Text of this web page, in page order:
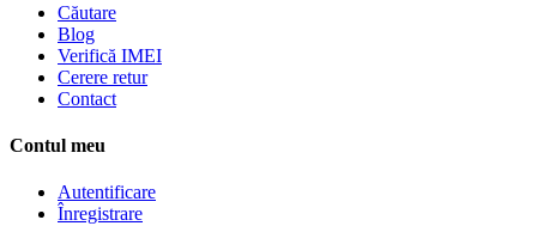
Căutare
Blog
Verifică IMEI
Cerere retur
Contact
Contul meu
Autentificare
Înregistrare